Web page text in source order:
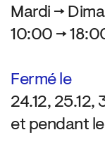
Mardi →
10:00 →
Fermé le
24.12, 25.12,
et pendant